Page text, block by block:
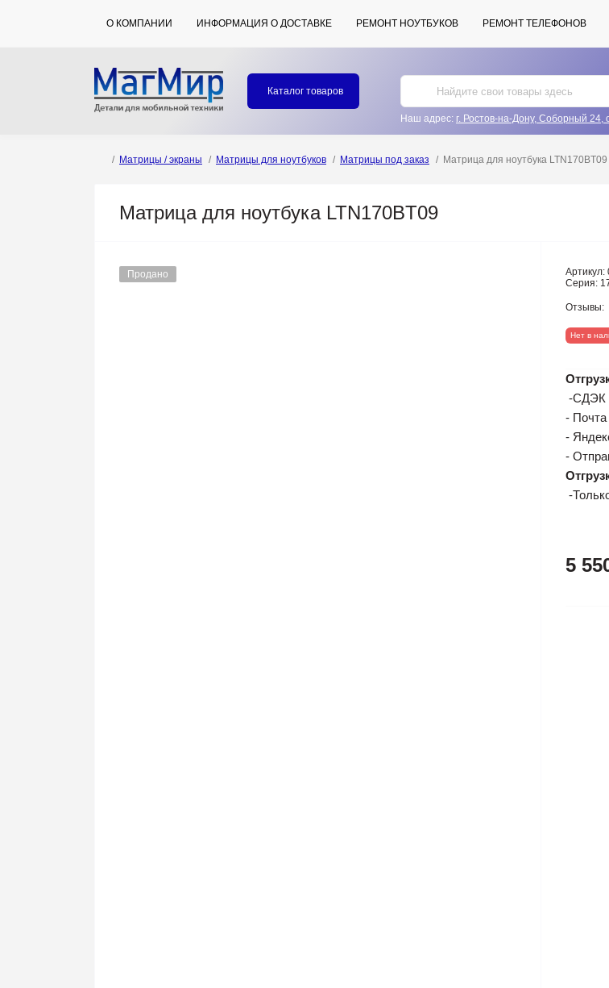
О КОМПАНИИ ИНФОРМАЦИЯ О ДОСТАВКЕ РЕМОНТ НОУТБУКОВ РЕМОНТ ТЕЛЕФОНОВ
Каталог товаров
Наш адрес: г. Ростов-на-Дону, Соборный 24,
Матрицы / экраны Матрицы для ноутбуков Матрицы под заказ Матрица для ноутбука LTN170BT09
Матрица для ноутбука LTN170BT09
Продано Артикул:
Серия:
Отзывы:
Нет в
-СДЭК
- Почта
-
-
-
5